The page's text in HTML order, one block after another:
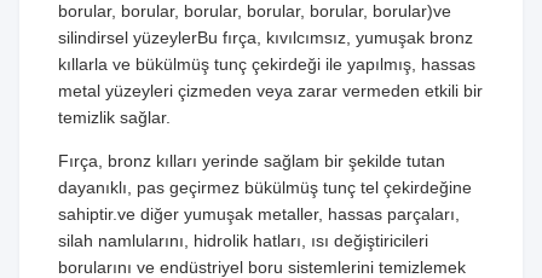
borular, borular, borular, borular, borular, borular)ve
silindirsel yüzeylerBu fırça, kıvılcımsız, yumuşak bronz
kıllarla ve bükülmüş tunç çekirdeği ile yapılmış, hassas
metal yüzeyleri çizmeden veya zarar vermeden etkili bir
temizlik sağlar.
Fırça, bronz kılları yerinde sağlam bir şekilde tutan
dayanıklı, pas geçirmez bükülmüş tunç tel çekirdeğine
sahiptir.ve diğer yumuşak metaller, hassas parçaları,
silah namlularını, hidrolik hatları, ısı değiştiricileri
borularını ve endüstriyel boru sistemlerini temizlemek